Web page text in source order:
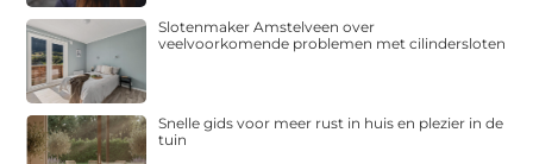
Slotenmaker Amstelveen over
veelvoorkomende problemen met cilindersloten
Snelle gids voor meer rust in huis en plezier in de
tuin